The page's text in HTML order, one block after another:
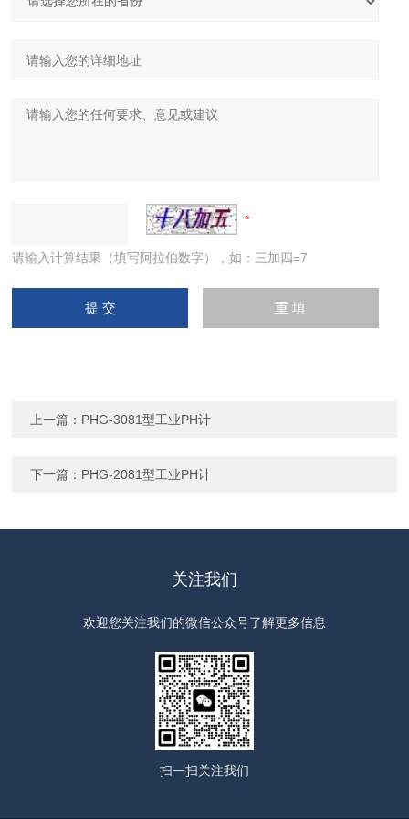
请输入计算结果（填写阿拉伯数字），如：三加四=7
上一篇： PHG-3081型工业PH计
下一篇： PHG-2081型工业PH计
关注我们
欢迎您关注我们的微信公众号了解更多信息
扫一扫关注我们